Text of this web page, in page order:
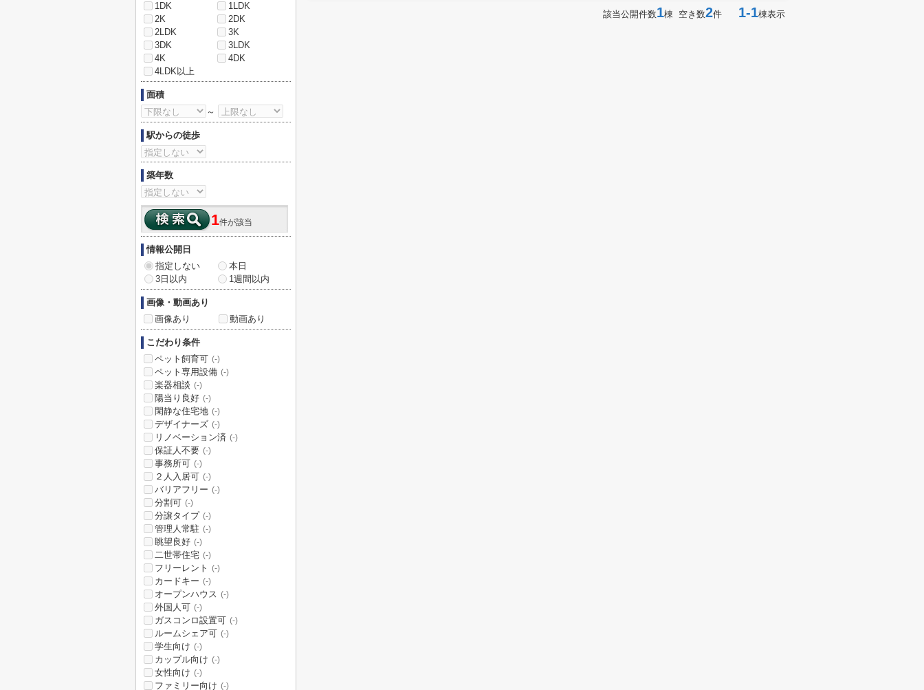
該当公開件数1棟 空き数2件 1-1棟表示
1DK
1LDK
2K
2DK
2LDK
3K
3DK
3LDK
4K
4DK
4LDK以上
面積
～
駅からの徒歩
築年数
1件が該当
情報公開日
指定しない
本日
3日以内
1週間以内
画像・動画あり
画像あり
動画あり
こだわり条件
ペット飼育可 (-)
ペット専用設備 (-)
楽器相談 (-)
陽当り良好 (-)
閑静な住宅地 (-)
デザイナーズ (-)
リノベーション済 (-)
保証人不要 (-)
事務所可 (-)
２人入居可 (-)
バリアフリー (-)
分割可 (-)
分譲タイプ (-)
管理人常駐 (-)
眺望良好 (-)
二世帯住宅 (-)
フリーレント (-)
カードキー (-)
オープンハウス (-)
外国人可 (-)
ガスコンロ設置可 (-)
ルームシェア可 (-)
学生向け (-)
カップル向け (-)
女性向け (-)
ファミリー向け (-)